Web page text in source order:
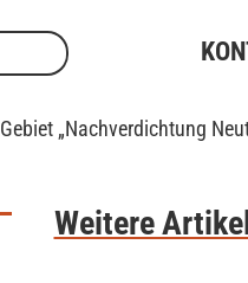
„Nachverdichtung
Weitere